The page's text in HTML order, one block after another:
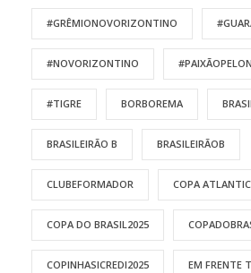
#GRÊMIONOVORIZONTINO
#NOVORIZONTINO
#TIGRE BORBOREMA
BRASILEIRÃO B BRASILEIRÃOB
CLUBEFORMADOR COPA
COPA DO BRASIL2025
COPINHASICREDI2025 EM FRENTE